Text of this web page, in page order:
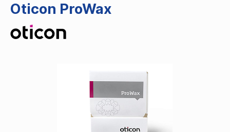
Oticon ProWax